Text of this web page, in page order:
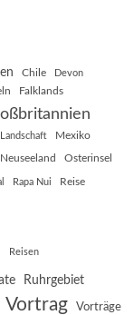
Chile Devon
Falklands
Landschaft Mexiko
Neuseeland Osterinsel
Rapa Nui Reise
Reisen
Ruhrgebiet
Vortrag Vorträge